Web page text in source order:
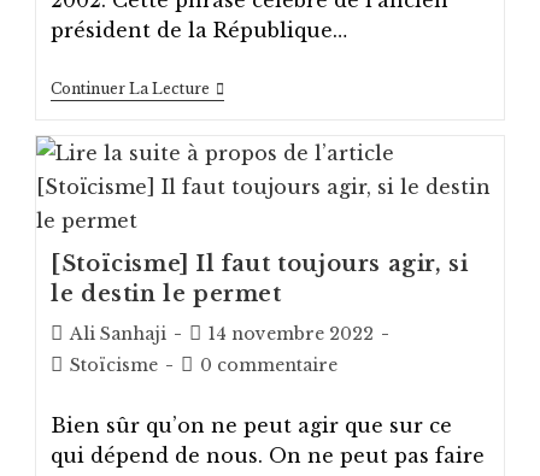
président de la République…
Continuer La Lecture L’écologie
Stoïcienne
[Stoïcisme] Il faut toujours agir, si
le destin le permet
Auteur/autrice
de
Ali Sanhaji
Post
published:
14 novembre 2022
PostStoïcisme
Post0 commentaire
Bien sûr qu’on ne peut agir que sur ce
qui dépend de nous. On ne peut pas faire